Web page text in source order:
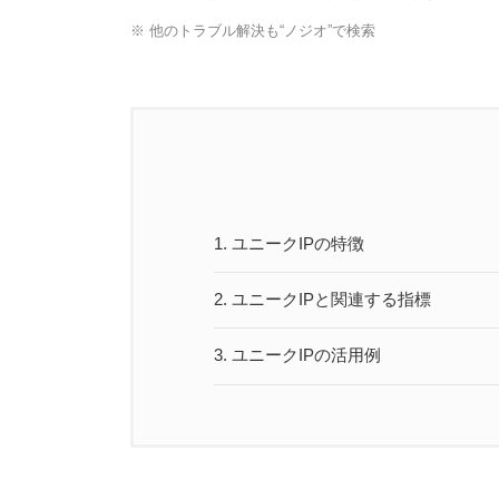
※ 他のトラブル解決も“ノジオ”で検索
1. ユニークIPの特徴
2. ユニークIPと関連する指標
3. ユニークIPの活用例